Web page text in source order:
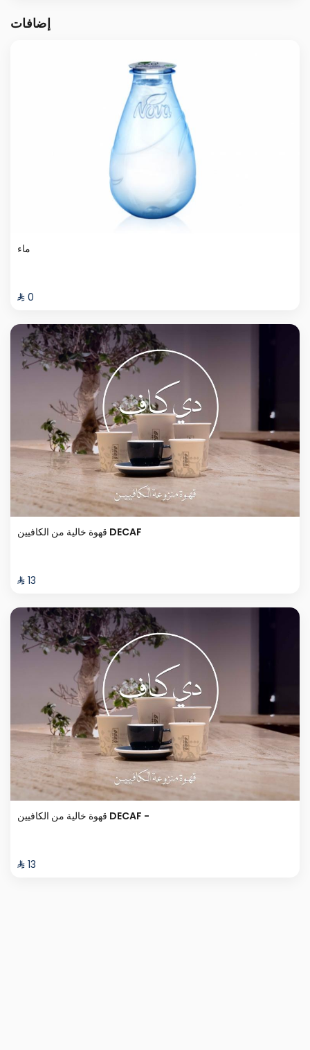
إضافات
ماء
⁨⁦‪‬ 0⁩
قهوة خالية من الكافيين DECAF
⁨⁦‪‬ 13⁩
قهوة خالية من الكافيين DECAF -
⁨⁦‪‬ 13⁩